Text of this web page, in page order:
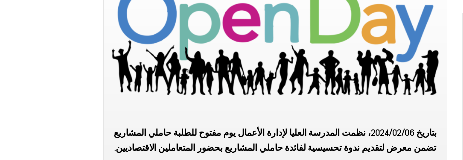
بتاريخ 2024/02/06، نظمت المدرسة العليا لإدارة الأعمال يوم مفتوح للطلبة حاملي المشاريع
.تضمن معرض لتقديم ندوة تحسيسية لفائدة حاملي المشاريع بحضور المتعاملين الاقتصاديين